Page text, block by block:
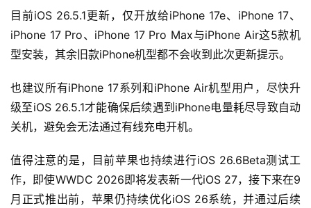
目前iOS 26.5.1更新，仅开放给iPhone 17e、iPhone 17、
iPhone 17 Pro、iPhone 17 Pro Max与iPhone Air这5款机
型安装，其余旧款iPhone机型都不会收到此次更新提示。
也建议所有iPhone 17系列和iPhone Air机型用户，尽快升
级至iOS 26.5.1才能确保后续遇到iPhone电量耗尽导致自动
关机，避免会无法通过有线充电开机。
值得注意的是，目前苹果也持续进行iOS 26.6Beta测试工
作，即使WWDC 2026即将发表新一代iOS 27，接下来在9
月正式推出前，苹果仍持续优化iOS 26系统，并通过后续